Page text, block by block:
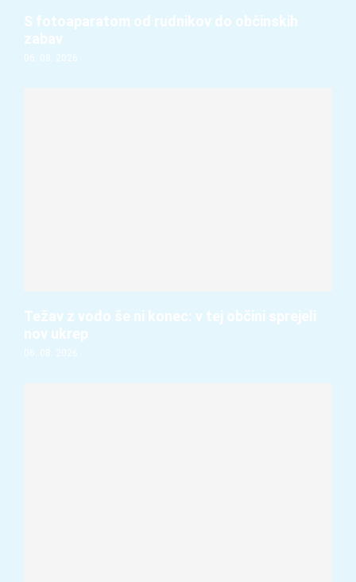
S fotoaparatom od rudnikov do občinskih
zabav
06. 08. 2026
Težav z vodo še ni konec: v tej občini sprejeli
nov ukrep
06. 08. 2026